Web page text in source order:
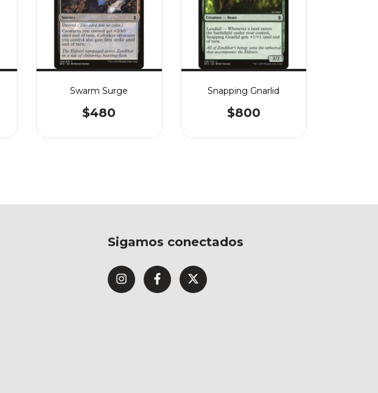
Swarm Surge
$480
Snapping Gnarlid
$800
Sigamos conectados